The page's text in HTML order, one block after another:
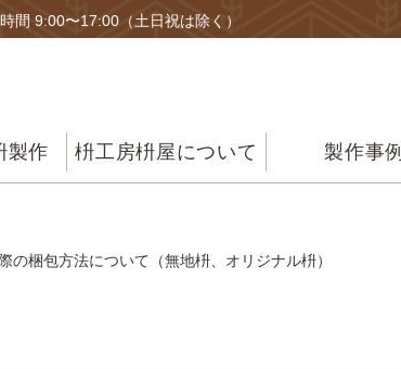
間 9:00〜17:00（土日祝は除く）
製作 枡工房枡屋について 製作事例
の梱包方法について（無地枡、オリジナル枡）